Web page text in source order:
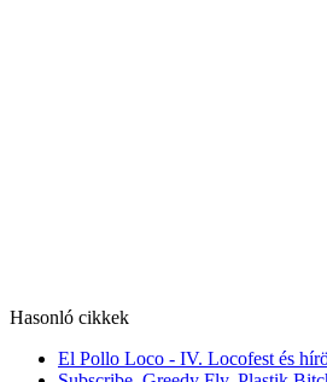
Hasonló cikkek
El Pollo Loco - IV. Locofest és